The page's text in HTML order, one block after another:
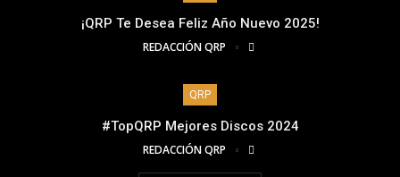
¡QRP Te Desea Feliz Año Nuevo 2025!
REDACCIÓN QRP
QRP
#TopQRP Mejores Discos 2024
REDACCIÓN QRP